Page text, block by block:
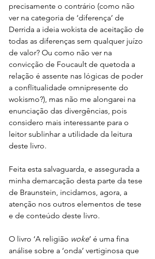
precisamente o contrário (como não
ver na categoria de ‘diferença’ de
Derrida a ideia wokista de aceitação de
todas as diferenças sem qualquer juízo
de valor? Ou como não ver na
convicção de Foucault de quetoda a
relação é assente nas lógicas de poder
a conflitualidade omnipresente do
wokismo?), mas não me alongarei na
enunciação das divergências, pois
considero mais interessante para o
leitor sublinhar a utilidade da leitura
deste livro.
Feita esta salvaguarda, e assegurada a
minha demarcação desta parte da tese
de Braunstein, incidamos, agora, a
atenção nos outros elementos de tese
e de conteúdo deste livro.
O livro ‘A religião woke’ é uma fina
análise sobre a ‘onda’ vertiginosa que